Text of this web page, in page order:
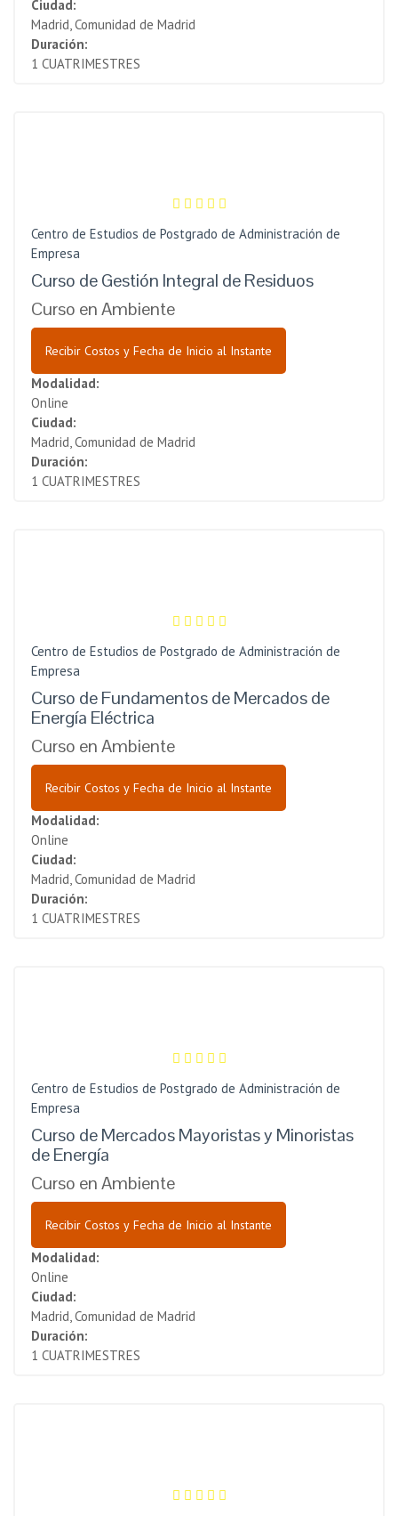
Ciudad:
Madrid, Comunidad de Madrid
Duración:
1 CUATRIMESTRES
Centro de Estudios de Postgrado de Administración de
Empresa
Curso de Gestión Integral de Residuos
Curso en Ambiente
Recibir Costos y Fecha de Inicio al Instante
Modalidad:
Online
Ciudad:
Madrid, Comunidad de Madrid
Duración:
1 CUATRIMESTRES
Centro de Estudios de Postgrado de Administración de
Empresa
Curso de Fundamentos de Mercados de
Energía Eléctrica
Curso en Ambiente
Recibir Costos y Fecha de Inicio al Instante
Modalidad:
Online
Ciudad:
Madrid, Comunidad de Madrid
Duración:
1 CUATRIMESTRES
Centro de Estudios de Postgrado de Administración de
Empresa
Curso de Mercados Mayoristas y Minoristas
de Energía
Curso en Ambiente
Recibir Costos y Fecha de Inicio al Instante
Modalidad:
Online
Ciudad:
Madrid, Comunidad de Madrid
Duración:
1 CUATRIMESTRES